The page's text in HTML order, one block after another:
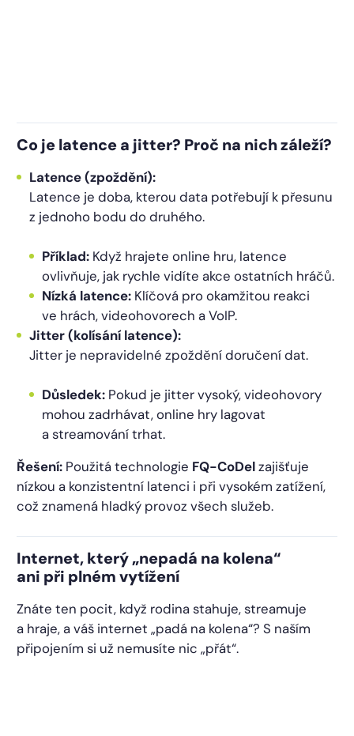
Co je latence a jitter? Proč na nich záleží?
Latence (zpoždění):
Latence je doba, kterou data potřebují k přesunu
z jednoho bodu do druhého.
Příklad: Když hrajete online hru, latence
ovlivňuje, jak rychle vidíte akce ostatních hráčů.
Nízká latence: Klíčová pro okamžitou reakci
ve hrách, videohovorech a VoIP.
Jitter (kolísání latence):
Jitter je nepravidelné zpoždění doručení dat.
Důsledek: Pokud je jitter vysoký, videohovory
mohou zadrhávat, online hry lagovat
a streamování trhat.
Řešení: Použitá technologie FQ-CoDelzajišťuje
nízkou a konzistentní latenci i při vysokém zatížení,
což znamená hladký provoz všech služeb.
Internet, který „nepadá na kolena“
ani při plném vytížení
Znáte ten pocit, když rodina stahuje, streamuje
a hraje, a váš internet „padá na kolena“? S naším
připojením si už nemusíte nic „přát“.